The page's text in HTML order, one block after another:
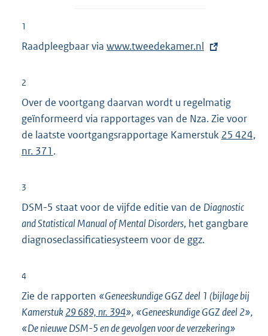
1
Raadpleegbaar via E
n
e
k
:
www.tweedekamer.nl
2
Over de voortgang daarvan wordt u regelmatig
geïnformeerd via rapportages van de Nza. Zie voor
de laatste voortgangsrapportage Kamerstuk 25 424,
nr. 371 .
3
DSM-5 staat voor de vijfde editie van de Diagnostic
and Statistical Manual of Mental Disorders, het gangbare
diagnoseclassificatiesysteem voor de ggz.
4
Zie de rapporten «Geneeskundige GGZ deel 1 (bijlage bij
Kamerstuk29 689, nr. 394», «Geneeskundige GGZ deel 2»,
«De nieuwe DSM-5 en de gevolgen voor de verzekering»